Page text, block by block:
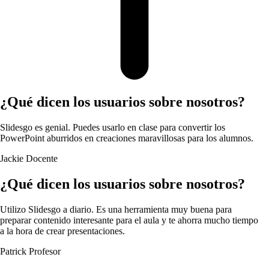
¿Qué dicen los usuarios sobre nosotros?
Slidesgo es genial. Puedes usarlo en clase para convertir los
PowerPoint aburridos en creaciones maravillosas para los alumnos.
Jackie Docente
¿Qué dicen los usuarios sobre nosotros?
Utilizo Slidesgo a diario. Es una herramienta muy buena para
preparar contenido interesante para el aula y te ahorra mucho tiempo
a la hora de crear presentaciones.
Patrick Profesor